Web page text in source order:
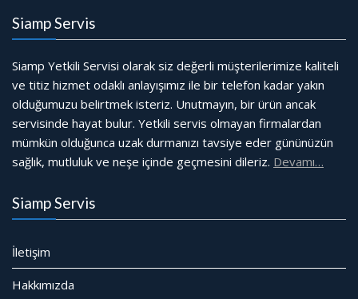
Siamp Servis
Siamp Yetkili Servisi olarak siz değerli müşterilerimize kaliteli
ve titiz hizmet odaklı anlayışımız ile bir telefon kadar yakın
olduğumuzu belirtmek isteriz. Unutmayın, bir ürün ancak
servisinde hayat bulur. Yetkili servis olmayan firmalardan
mümkün olduğunca uzak durmanızı tavsiye eder gününüzün
sağlık, mutluluk ve neşe içinde geçmesini dileriz. Devamı…
Siamp Servis
İletişim
Hakkımızda